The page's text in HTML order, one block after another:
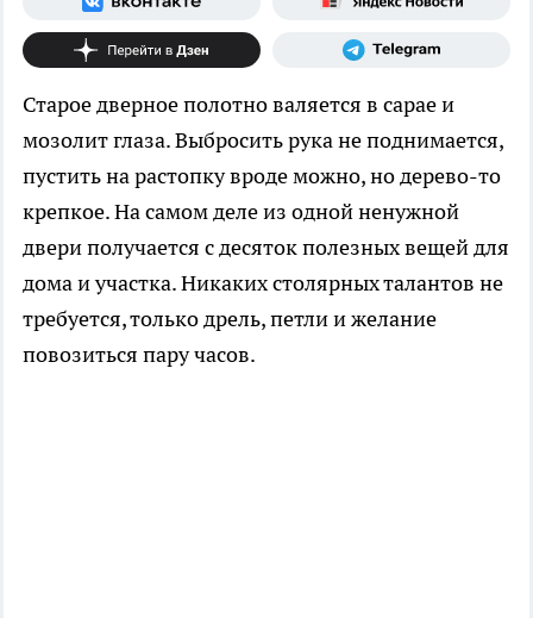
Старое дверное полотно валяется в сарае и
мозолит глаза. Выбросить рука не поднимается,
пустить на растопку вроде можно, но дерево-то
крепкое. На самом деле из одной ненужной
двери получается с десяток полезных вещей для
дома и участка. Никаких столярных талантов не
требуется, только дрель, петли и желание
повозиться пару часов.